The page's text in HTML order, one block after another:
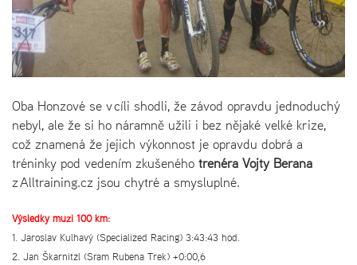
Oba Honzové se v cíli shodli, že závod opravdu jednoduchý
nebyl, ale že si ho náramně užili i bez nějaké velké krize,
což znamená že jejich výkonnost je opravdu dobrá a
tréninky pod vedením zkušeného trenéra Vojty Berana
z Alltraining.cz jsou chytré a smysluplné.
Výsledky muži 100 km:
1. Jaroslav Kulhavý (Specialized Racing) 3:43:43 hod.
2. Jan Škarnitzl (Sram Rubena Trek) +0:00,6